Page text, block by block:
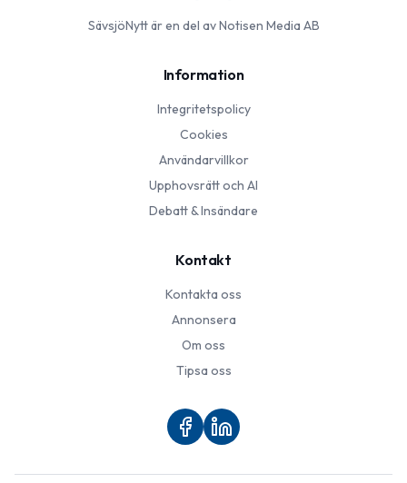
SävsjöNyttär en del av Notisen Media AB
Information
Integritetspolicy
Cookies
Användarvillkor
Upphovsrätt och AI
Debatt & Insändare
Kontakt
Kontakta oss
Annonsera
Om oss
Tipsa oss